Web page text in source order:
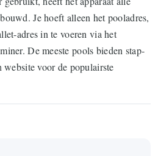
Je hoeft alleen het pooladres,
adres in te voeren via het
De meeste pools bieden stap-
voor de populairste